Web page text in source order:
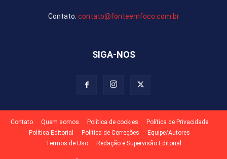
Contato: contato@fonteemfoco.com.br
SIGA-NOS
Contato Quem somos Política de cookies
Política de Privacidade
Política Editorial
Política de Correções
Equipe/Autores
Termos de Uso
Redação e Supervisão Editorial